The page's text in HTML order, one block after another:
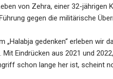
von Zehra, einer 32-
gegen die militärische
„Halabja gedenken“ erleben wir
Eindrücken aus 2021 und
schon lange her ist, scheint